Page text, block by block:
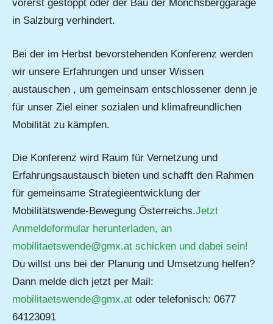
vorerst gestoppt oder der Bau der Mönchsberggarage
in Salzburg verhindert.
Bei der im Herbst bevorstehenden Konferenz werden
wir unsere Erfahrungen und unser Wissen
austauschen , um gemeinsam entschlossener denn je
für unser Ziel einer sozialen und klimafreundlichen
Mobilität zu kämpfen.
Die Konferenz wird Raum für Vernetzung und
Erfahrungsaustausch bieten und schafft den Rahmen
für gemeinsame Strategieentwicklung der
Mobilitätswende-Bewegung Österreichs.Jetzt
Anmeldeformular herunterladen, an
mobilitaetswende@gmx.at schicken und dabei sein!
Du willst uns bei der Planung und Umsetzung helfen?
Dann melde dich jetzt per Mail:
mobilitaetswende@gmx.at oder telefonisch: 0677
64123091